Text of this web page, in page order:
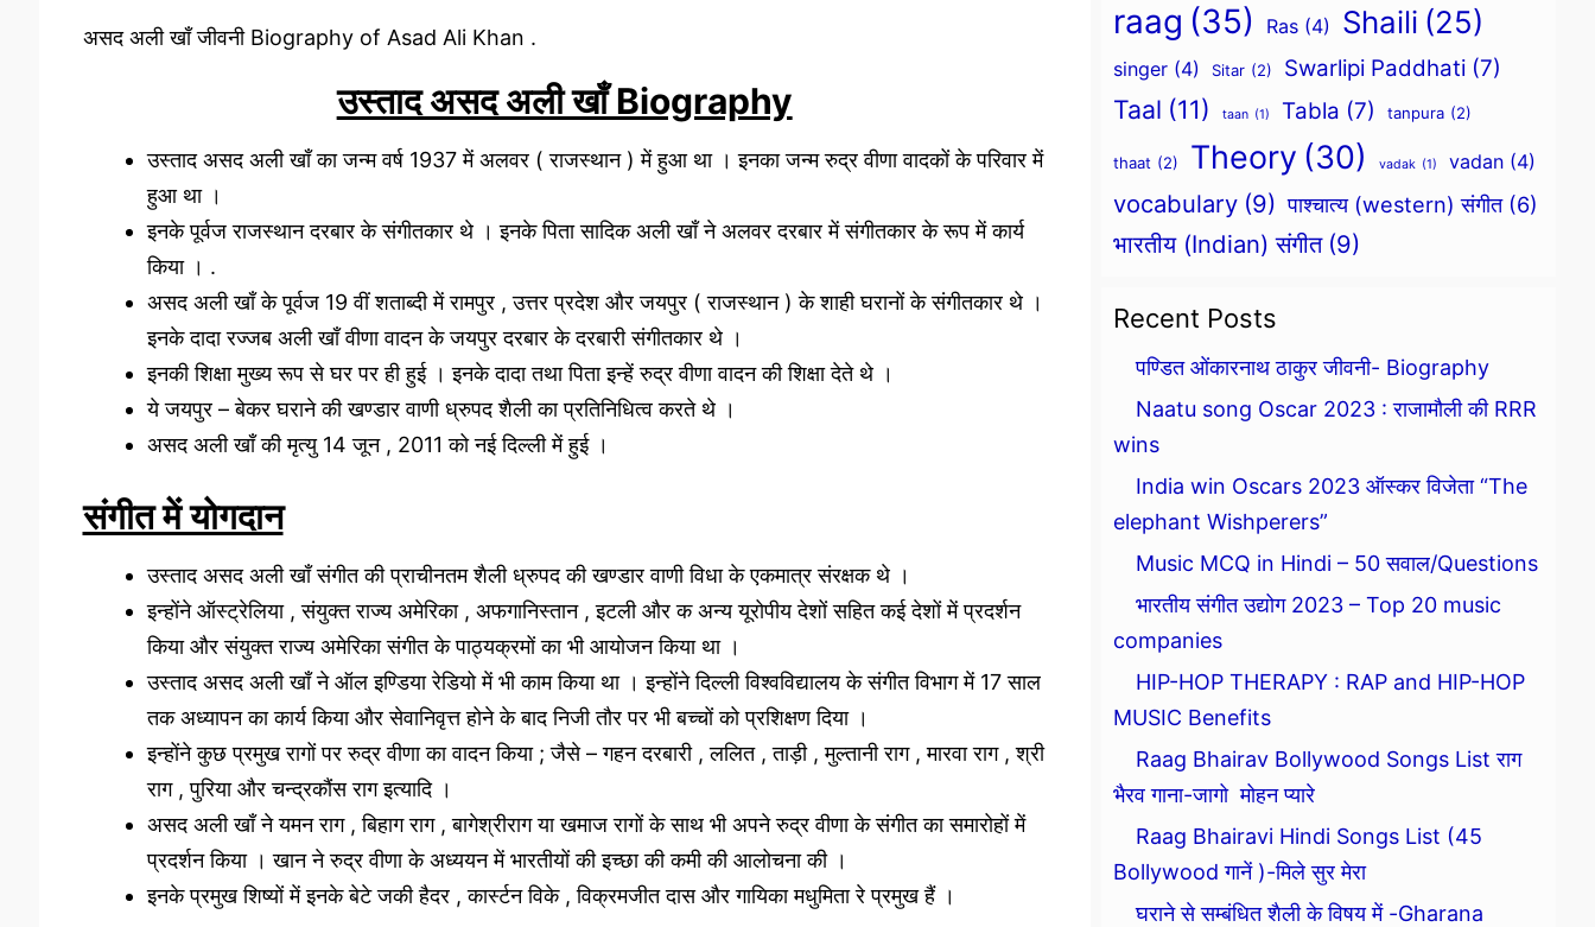
असद अली खाँ जीवनी Biography of Asad Ali Khan .
उस्ताद असद अली खाँ Biography
उस्ताद असद अली खाँ का जन्म वर्ष 1937 में अलवर ( राजस्थान ) में हुआ था । इनका जन्म रुद्र वीणा वादकों के परिवार में
हुआ था ।
इनके पूर्वज राजस्थान दरबार के संगीतकार थे । इनके पिता सादिक अली खाँ ने अलवर दरबार में संगीतकार के रूप में कार्य
किया । .
असद अली खाँ के पूर्वज 19 वीं शताब्दी में रामपुर , उत्तर प्रदेश और जयपुर ( राजस्थान ) के शाही घरानों के संगीतकार थे ।
इनके दादा रज्जब अली खाँ वीणा वादन के जयपुर दरबार के दरबारी संगीतकार थे ।
इनकी शिक्षा मुख्य रूप से घर पर ही हुई । इनके दादा तथा पिता इन्हें रुद्र वीणा वादन की शिक्षा देते थे ।
ये जयपुर – बेकर घराने की खण्डार वाणी ध्रुपद शैली का प्रतिनिधित्व करते थे ।
असद अली खाँ की मृत्यु 14 जून , 2011 को नई दिल्ली में हुई ।
संगीत में योगदान
उस्ताद असद अली खाँ संगीत की प्राचीनतम शैली ध्रुपद की खण्डार वाणी विधा के एकमात्र संरक्षक थे ।
इन्होंने ऑस्ट्रेलिया , संयुक्त राज्य अमेरिका , अफगानिस्तान , इटली और क अन्य यूरोपीय देशों सहित कई देशों में प्रदर्शन
किया और संयुक्त राज्य अमेरिका संगीत के पाठ्यक्रमों का भी आयोजन किया था ।
उस्ताद असद अली खाँ ने ऑल इण्डिया रेडियो में भी काम किया था । इन्होंने दिल्ली विश्वविद्यालय के संगीत विभाग में 17 साल
तक अध्यापन का कार्य किया और सेवानिवृत्त होने के बाद निजी तौर पर भी बच्चों को प्रशिक्षण दिया ।
इन्होंने कुछ प्रमुख रागों पर रुद्र वीणा का वादन किया ; जैसे – गहन दरबारी , ललित , ताड़ी , मुल्तानी राग , मारवा राग , श्री
राग , पुरिया और चन्द्रकौंस राग इत्यादि ।
असद अली खाँ ने यमन राग , बिहाग राग , बागेश्रीराग या खमाज रागों के साथ भी अपने रुद्र वीणा के संगीत का समारोहों में
प्रदर्शन किया । खान ने रुद्र वीणा के अध्ययन में भारतीयों की इच्छा की कमी की आलोचना की ।
इनके प्रमुख शिष्यों में इनके बेटे जकी हैदर , कार्स्टन विके , विक्रमजीत दास और गायिका मधुमिता रे प्रमुख हैं ।
raag (35) Ras (4) Shaili (25)
singer (4) Sitar (2) Swarlipi Paddhati (7)
Taal (11) taan (1) Tabla (7) tanpura (2)
thaat (2) Theory (30) vadak (1) vadan (4)
vocabulary (9) पाश्चात्य (western) संगीत (6)
भारतीय (Indian) संगीत (9)
Recent Posts
पण्डित ओंकारनाथ ठाकुर जीवनी- Biography
Naatu song Oscar 2023 : राजामौली की RRR
wins
India win Oscars 2023 ऑस्कर विजेता “The
elephant Wishperers”
Music MCQ in Hindi – 50 सवाल/Questions
भारतीय संगीत उद्योग 2023 – Top 20 music
companies
HIP-HOP THERAPY : RAP and HIP-HOP
MUSIC Benefits
Raag Bhairav Bollywood Songs List राग
भैरव गाना-जागो मोहन प्यारे
Raag Bhairavi Hindi Songs List (45
Bollywood गानें )-मिले सुर मेरा
घराने से सम्बंधित शैली के विषय में -Gharana